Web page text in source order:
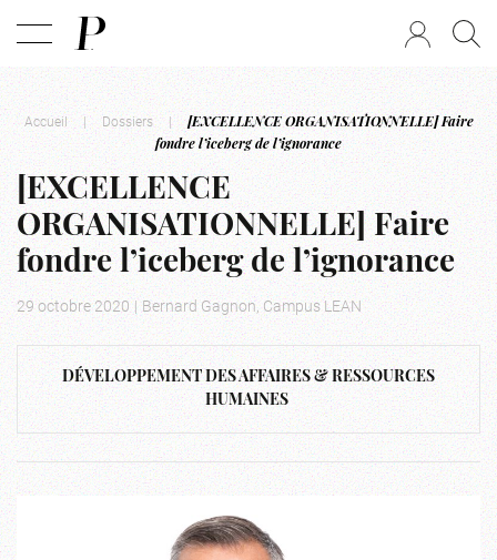
Accueil | Dossiers |
[EXCELLENCE ORGANISATIONNELLE] Faire
fondre l’iceberg de l’ignorance
[EXCELLENCE
ORGANISATIONNELLE] Faire
fondre l’iceberg de l’ignorance
29 octobre 2020 | Bernard Gagnon, Campus LEAN
DÉVELOPPEMENT DES AFFAIRES & RESSOURCES
HUMAINES